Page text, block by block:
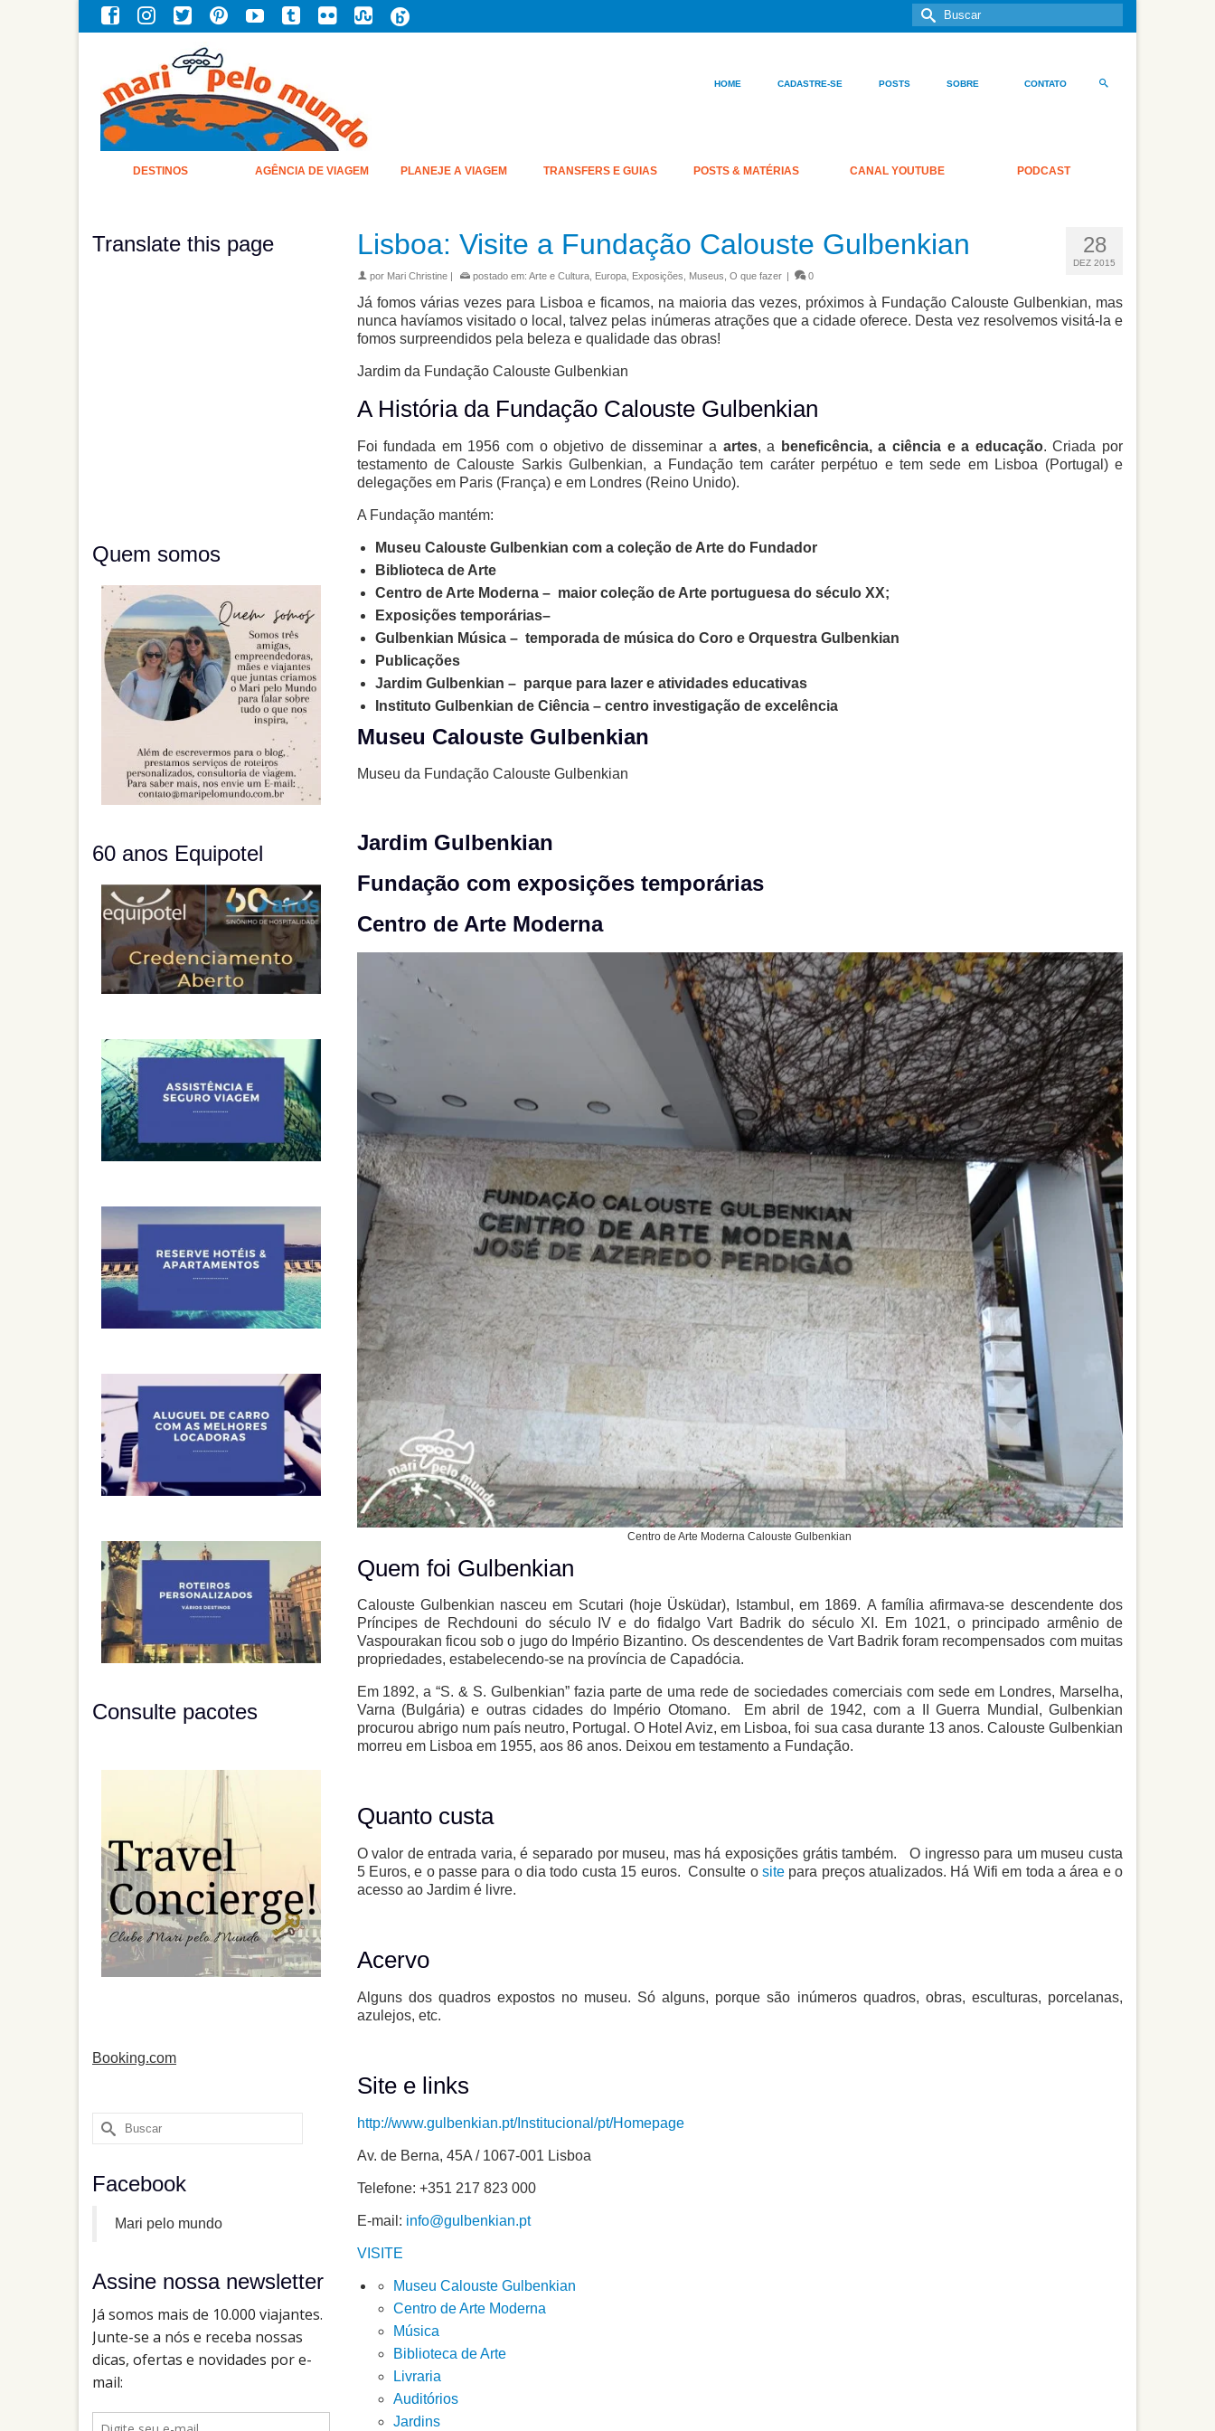
Buscar
por:
HOME CADASTRE-SE POSTS SOBRE CONTATO
DESTINOS AGÊNCIA DE VIAGEM PLANEJE A VIAGEM TRANSFERS E GUIAS POSTS & MATÉRIAS CANAL YOUTUBE PODCAST
28
DEZ 2015
Lisboa: Visite a Fundação Calouste Gulbenkian
por Mari Christine postado em: Arte e Cultura, Europa, Exposições Museus O que fazer 0
Já fomos várias vezes para Lisboa e ficamos, na maioria das vezes, próximos à Fundação Calouste Gulbenkian, mas
nunca havíamos visitado o local, talvez pelas inúmeras atrações que a cidade oferece. Desta vez resolvemos visitá-la e
fomos surpreendidos pela beleza e qualidade das obras!
Jardim da Fundação Calouste Gulbenkian
A História da Fundação Calouste Gulbenkian
Foi fundada em 1956 com o objetivo de disseminar a artes, a beneficência, a ciência e a educação. Criada por
testamento de Calouste Sarkis Gulbenkian, a Fundação tem caráter perpétuo e tem sede em Lisboa (Portugal) e
delegações em Paris (França) e em Londres (Reino Unido).
A Fundação mantém:
Museu Calouste Gulbenkian com a coleção de Arte do Fundador
Biblioteca de Arte
Centro de Arte Moderna – maior coleção de Arte portuguesa do século XX;
Exposições temporárias–
Gulbenkian Música – temporada de música do Coro e Orquestra Gulbenkian
Publicações
Jardim Gulbenkian – parque para lazer e atividades educativas
Instituto Gulbenkian de Ciência – centro investigação de excelência
Museu Calouste Gulbenkian
Museu da Fundação Calouste Gulbenkian
Jardim Gulbenkian
Fundação com exposições temporárias
Centro de Arte Moderna
Centro de Arte Moderna Calouste Gulbenkian
Quem foi Gulbenkian
Calouste Gulbenkian nasceu em Scutari (hoje Üsküdar), Istambul, em 1869. A família afirmava-se descendente dos
Príncipes de Rechdouni do século IV e do fidalgo Vart Badrik do século XI. Em 1021, o principado armênio de
Vaspourakan ficou sob o jugo do Império Bizantino. Os descendentes de Vart Badrik foram recompensados com muitas
propriedades, estabelecendo-se na província de Capadócia.
Em 1892, a “S. & S. Gulbenkian” fazia parte de uma rede de sociedades comerciais com sede em Londres, Marselha,
Varna (Bulgária) e outras cidades do Império Otomano. Em abril de 1942, com a II Guerra Mundial, Gulbenkian
procurou abrigo num país neutro, Portugal. O Hotel Aviz, em Lisboa, foi sua casa durante 13 anos. Calouste Gulbenkian
morreu em Lisboa em 1955, aos 86 anos. Deixou em testamento a Fundação.
Quanto custa
O valor de entrada varia, é separado por museu, mas há exposições grátis também. O ingresso para um museu custa
5 Euros, e o passe para o dia todo custa 15 euros. Consulte o site para preços atualizados. Há Wifi em toda a área e o
acesso ao Jardim é livre.
Acervo
Alguns dos quadros expostos no museu. Só alguns, porque são inúmeros quadros, obras, esculturas, porcelanas,
azulejos, etc.
Site e links
http://www.gulbenkian.pt/Institucional/pt/Homepage
Av. de Berna, 45A / 1067-001 Lisboa
Telefone: +351 217 823 000
E-mail: info@gulbenkian.pt
VISITE
Museu Calouste Gulbenkian
Centro de Arte Moderna
Música
Biblioteca de Arte
Livraria
Auditórios
Jardins
Translate this page
Quem somos
60 anos Equipotel
Consulte pacotes
Booking.com
Buscar
por:
Facebook
Mari pelo mundo
Assine nossa newsletter